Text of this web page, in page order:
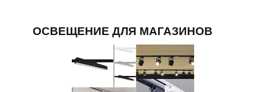
ОСВЕЩЕНИЕ ДЛЯ МАГАЗИНОВ